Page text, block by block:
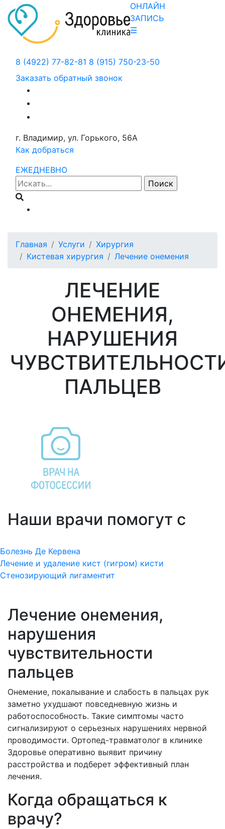
ОНЛАЙН
ЗАПИСЬ
☰
8 (4922) 77-82-81 8 (915) 750-23-50
Заказать обратный звонок
г. Владимир, ул. Горького, 56А
Как добраться
ЕЖЕДНЕВНО
Главная Услуги
Хирургия
Кистевая хирургия
Лечение онемения
ЛЕЧЕНИЕ
ОНЕМЕНИЯ,
НАРУШЕНИЯ
ПАЛЬЦЕВ
Наши врачи помогут с
Болезнь Де Кервена
Лечение и удаление кист (гигром) кисти
Стенозирующий лигаментит
Лечение онемения,
нарушения
чувствительности
пальцев
Онемение, покалывание и слабость в пальцах рук
заметно ухудшают повседневную жизнь и
работоспособность. Такие симптомы часто
сигнализируют о серьезных нарушениях нервной
проводимости. Ортопед-травматолог в клинике
Здоровье оперативно выявит причину
расстройства и подберет эффективный план
лечения.
Когда обращаться к
врачу?